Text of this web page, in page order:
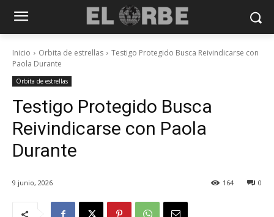
Inicio Orbita de estrellas
Testigo Protegido Busca Reivindicarse con
Paola Durante
Orbita de estrellas
Testigo Protegido Busca
Reivindicarse con Paola
Durante
9 junio, 2026 0
164